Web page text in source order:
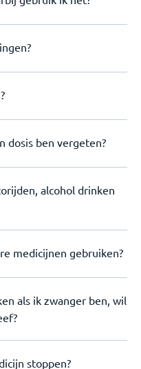
dosis ben vergeten?
alcohol drinken
medicijnen gebruiken?
als ik zwanger ben, wil
stoppen?